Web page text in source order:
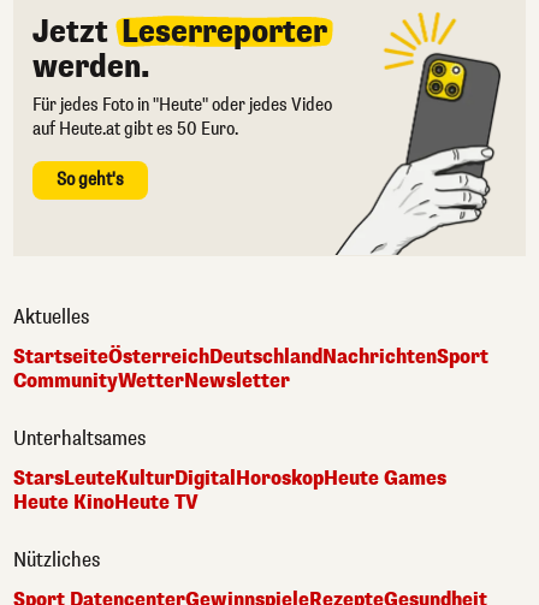
Jetzt Leserreporter
werden.
Für jedes Foto in "Heute" oder jedes Video
auf Heute.at gibt es 50 Euro.
So geht's
Aktuelles
StartseiteÖsterreichDeutschlandNachrichtenSport
CommunityWetterNewsletter
Unterhaltsames
StarsLeuteKulturDigital HoroskopHeute Games
Heute KinoHeute TV
Nützliches
Sport DatencenterGewinnspieleRezepteGesundheit